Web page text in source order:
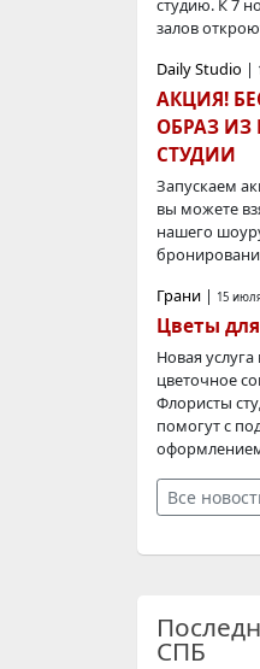
студию. К 7
залов
Daily Studio |
АКЦИЯ!
ОБРАЗ
СТУДИИ
Запускаем
вы можете
нашего
Грани | 15
Цветы
Новая
цветочное
Флористы
помогут с
Все
СПБ